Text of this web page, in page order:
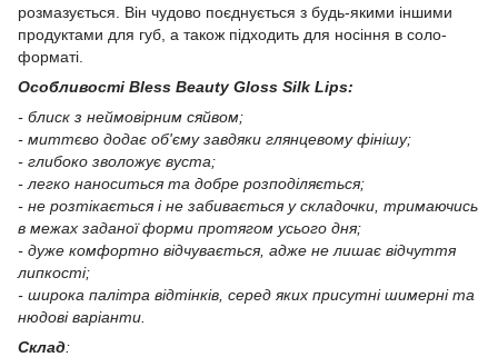
розмазується. Він чудово поєднується з будь-якими іншими
продуктами для губ, а також підходить для носіння в соло-
форматі.
Особливості Bless Beauty Gloss Silk Lips:
- блиск з неймовірним сяйвом;
- миттєво додає об'єму завдяки глянцевому фінішу;
- глибоко зволожує вуста;
- легко наноситься та добре розподіляється;
- не розтікається і не забивається у складочки, тримаючись
в межах заданої форми протягом усього дня;
- дуже комфортно відчувається, адже не лишає відчуття
липкості;
- широка палітра відтінків, серед яких присутні шимерні та
нюдові варіанти.
Склад: